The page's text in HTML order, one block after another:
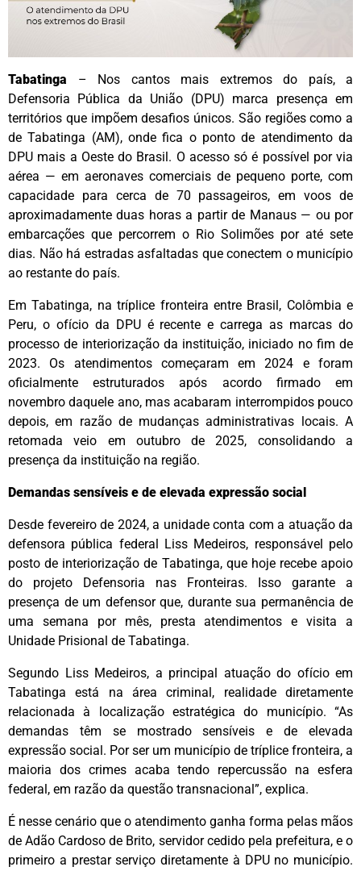
Tabatinga – Nos cantos mais extremos do país, a
Defensoria Pública da União (DPU) marca presença em
territórios que impõem desafios únicos. São regiões como a
de Tabatinga (AM), onde fica o ponto de atendimento da
DPU mais a Oeste do Brasil. O acesso só é possível por via
aérea — em aeronaves comerciais de pequeno porte, com
capacidade para cerca de 70 passageiros, em voos de
aproximadamente duas horas a partir de Manaus — ou por
embarcações que percorrem o Rio Solimões por até sete
dias. Não há estradas asfaltadas que conectem o município
ao restante do país.
Em Tabatinga, na tríplice fronteira entre Brasil, Colômbia e
Peru, o ofício da DPU é recente e carrega as marcas do
processo de interiorização da instituição, iniciado no fim de
2023. Os atendimentos começaram em 2024 e foram
oficialmente estruturados após acordo firmado em
novembro daquele ano, mas acabaram interrompidos pouco
depois, em razão de mudanças administrativas locais. A
retomada veio em outubro de 2025, consolidando a
presença da instituição na região.
Demandas sensíveis e de elevada expressão social
Desde fevereiro de 2024, a unidade conta com a atuação da
defensora pública federal Liss Medeiros, responsável pelo
posto de interiorização de Tabatinga, que hoje recebe apoio
do projeto Defensoria nas Fronteiras. Isso garante a
presença de um defensor que, durante sua permanência de
uma semana por mês, presta atendimentos e visita a
Unidade Prisional de Tabatinga.
Segundo Liss Medeiros, a principal atuação do ofício em
Tabatinga está na área criminal, realidade diretamente
relacionada à localização estratégica do município. “As
demandas têm se mostrado sensíveis e de elevada
expressão social. Por ser um município de tríplice fronteira, a
maioria dos crimes acaba tendo repercussão na esfera
federal, em razão da questão transnacional”, explica.
É nesse cenário que o atendimento ganha forma pelas mãos
de Adão Cardoso de Brito, servidor cedido pela prefeitura, e o
primeiro a prestar serviço diretamente à DPU no município.